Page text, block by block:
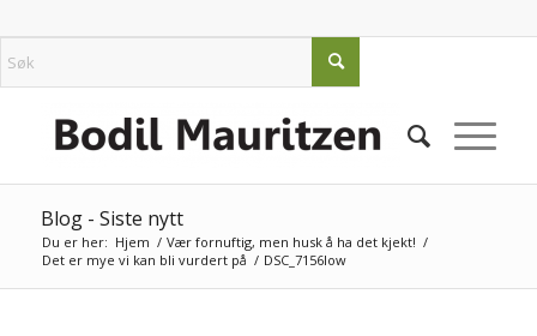
Blog - Siste nytt
Du er her: Hjem / Vær fornuftig, men husk å ha det kjekt! /
Det er mye vi kan bli vurdert på / DSC_7156low